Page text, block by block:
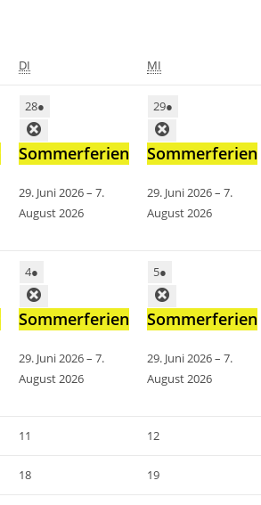
DI MI
28●
Sommerferien
29. Juni 2026–7.
August 2026
29●
Sommerferien
29. Juni 2026–7.
August 2026
4●
Sommerferien
29. Juni 2026–7.
August 2026
5●
Sommerferien
29. Juni 2026–7.
August 2026
11 12
18 19